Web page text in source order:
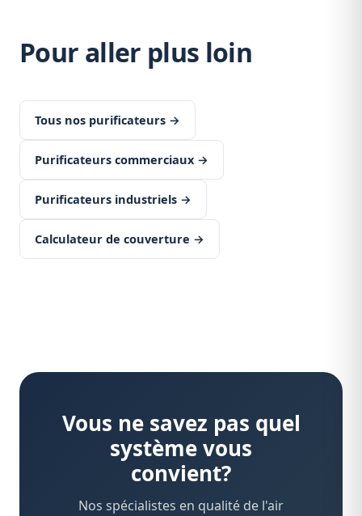
Pour aller plus loin
Tous nos purificateurs →
Purificateurs commerciaux →
Purificateurs industriels →
Calculateur de couverture →
Vous ne savez pas quel
système vous
convient?
Nos spécialistes en qualité de l'air